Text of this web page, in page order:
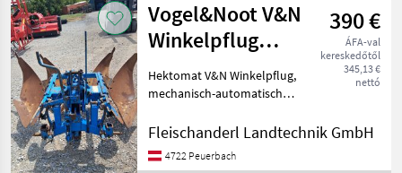
Vogel&Noot
Vogel&Noot V&N
Winkelpflug
Hektomat, aut.
Wendung, SS,
390 €
ÁFA-val
kereskedőtől
345,13 €
nettó
Hektomat V&N Winkelpflug,
mechanisch-automatische
Talajművelő gépek Eke
Fleischanderl Landtechnik GmbH
4722 Peuerbach